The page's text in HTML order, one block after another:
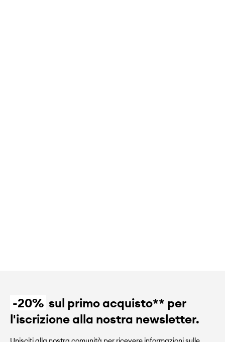
-20% sul primo acquisto** per
l'iscrizione alla nostra newsletter.